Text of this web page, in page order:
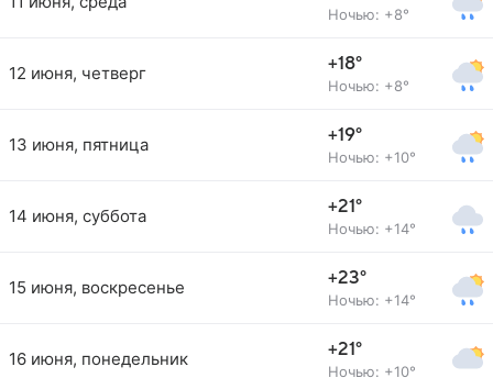
Ночью: +8°
12 июня, четверг +18°
Ночью: +8°
13 июня, пятница +19°
Ночью: +10°
14 июня, суббота +21°
Ночью: +14°
15 июня, воскресенье +23°
Ночью: +14°
16 июня, понедельник +21°
Ночью: +10°